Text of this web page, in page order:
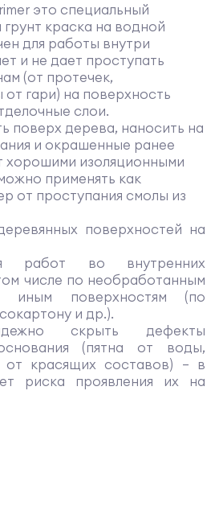
это специальный
краска на водной
для работы внутри
и не дает проступать
(от протечек,
гари) на поверхность
слои.
поверх дерева, наносить на
и окрашенные ранее
хорошими изоляционными
применять как
от проступания смолы из
поверхностей на
работ во внутренних
числе по необработанным
иным поверхностям (по
и др.).
скрыть дефекты
(пятна от воды,
от красящих составов) – в
риска проявления их на
не проступают на финишном